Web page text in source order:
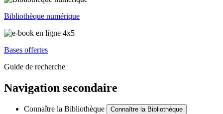
Bibliothèque numérique
Bases offertes
Guide de recherche
Navigation secondaire
Connaître la Bibliothèque Connaître la Bibliothèque